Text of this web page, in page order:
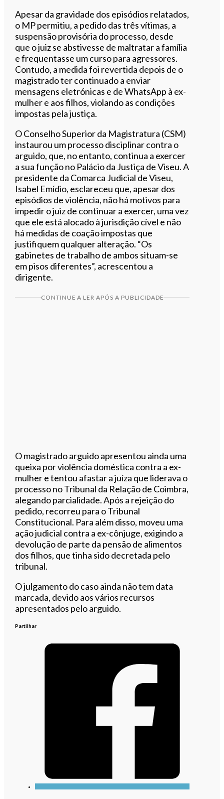
Apesar da gravidade dos episódios relatados,
o MP permitiu, a pedido das três vítimas, a
suspensão provisória do processo, desde
que o juiz se abstivesse de maltratar a família
e frequentasse um curso para agressores.
Contudo, a medida foi revertida depois de o
magistrado ter continuado a enviar
mensagens eletrónicas e de WhatsApp à ex-
mulher e aos filhos, violando as condições
impostas pela justiça.
O Conselho Superior da Magistratura (CSM)
instaurou um processo disciplinar contra o
arguido, que, no entanto, continua a exercer
a sua função no Palácio da Justiça de Viseu. A
presidente da Comarca Judicial de Viseu,
Isabel Emídio, esclareceu que, apesar dos
episódios de violência, não há motivos para
impedir o juiz de continuar a exercer, uma vez
que ele está alocado à jurisdição cível e não
há medidas de coação impostas que
justifiquem qualquer alteração. “Os
gabinetes de trabalho de ambos situam-se
em pisos diferentes”, acrescentou a
dirigente.
CONTINUE A LER APÓS A PUBLICIDADE
O magistrado arguido apresentou ainda uma
queixa por violência doméstica contra a ex-
mulher e tentou afastar a juíza que liderava o
processo no Tribunal da Relação de Coimbra,
alegando parcialidade. Após a rejeição do
pedido, recorreu para o Tribunal
Constitucional. Para além disso, moveu uma
ação judicial contra a ex-cônjuge, exigindo a
devolução de parte da pensão de alimentos
dos filhos, que tinha sido decretada pelo
tribunal.
O julgamento do caso ainda não tem data
marcada, devido aos vários recursos
apresentados pelo arguido.
Partilhar